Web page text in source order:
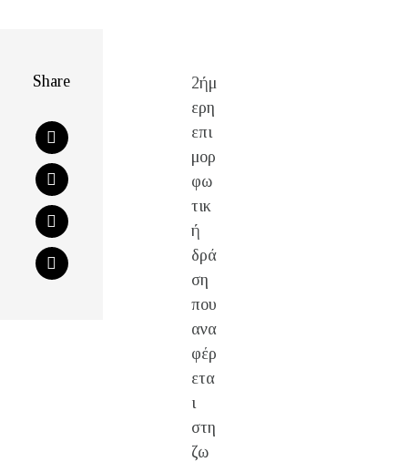
Share
2ήμ
ερη
επι
μορ
φω
τικ
ή
δρά
ση
που
ανα
φέρ
ετα
ι
στη
ζω